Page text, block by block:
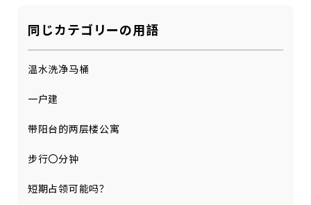
同じカテゴリーの用語
温水洗净马桶
一户建
带阳台的两层楼公寓
步行〇分钟
短期占领可能吗？